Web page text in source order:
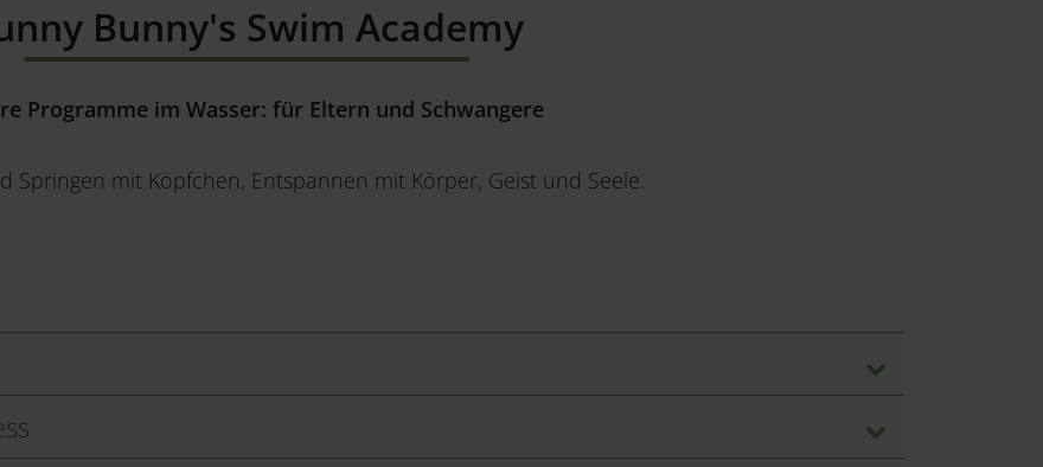
Bunny's Swim Academy
Programme im Wasser: für Eltern und Schwangere
Springen mit Köpfchen, Entspannen mit Körper, Geist und Seele.